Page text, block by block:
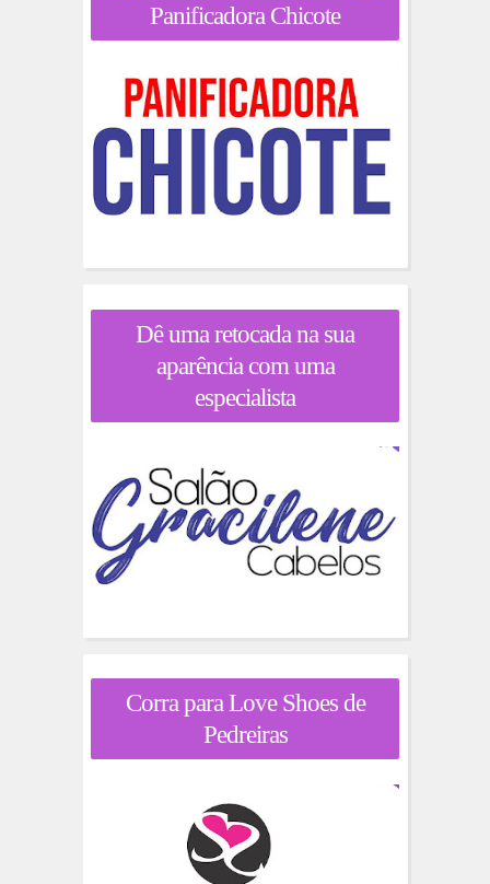
Panificadora Chicote
Dê uma retocada na sua
aparência com uma
especialista
Corra para Love Shoes de
Pedreiras